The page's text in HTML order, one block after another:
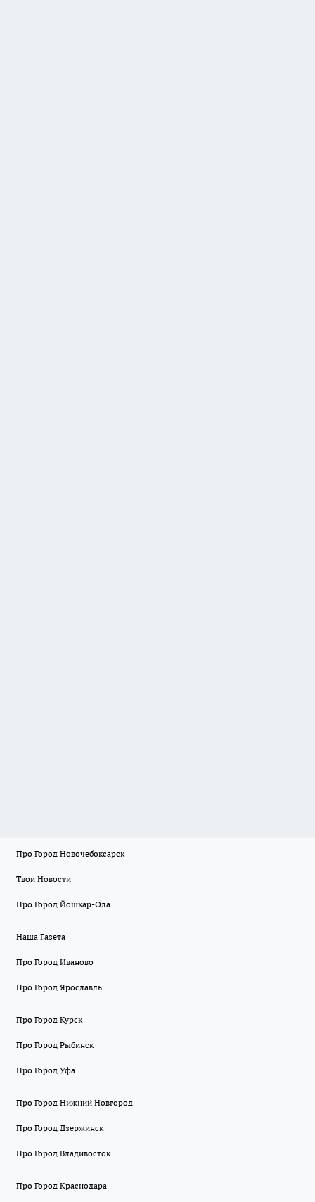
Про Город Новочебоксарск
Твои Новости
Про Город Йошкар-Ола
Наша Газета
Про Город Иваново
Про Город Ярославль
Про Город Курск
Про Город Рыбинск
Про Город Уфа
Про Город Нижний Новгород
Про Город Дзержинск
Про Город Владивосток
Про Город Краснодара